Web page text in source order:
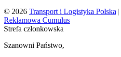
© 2026 Transport i Logistyka Polska |
Reklamowa Cumulus
Strefa członkowska
Szanowni Państwo,